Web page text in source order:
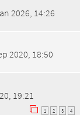
2026, 14:26
2020, 18:50
19:21
1 2 3 4